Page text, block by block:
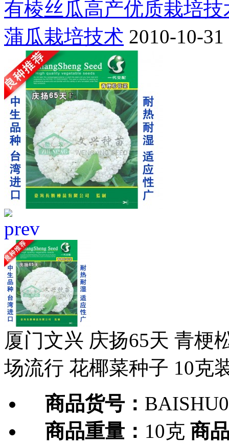
有棱丝瓜高产优质栽培技
蒲瓜栽培技术 2010-10-31
厦门文兴 庆扬65天 青梗
场流行 花椰菜种子 10克
商品货号：
商品重量： 10克 商